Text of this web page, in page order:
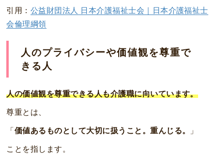
引用： 公益財団法人 日本介護福祉士会｜日本介護福祉士
会倫理綱領
人のプライバシーや価値観を尊重で
きる人
人の価値観を尊重できる人も介護職に向いています。
尊重とは、
「 価値あるものとして大切に扱うこと。重んじる。 」
ことを指します。